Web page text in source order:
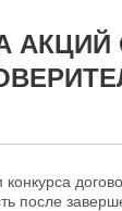
после